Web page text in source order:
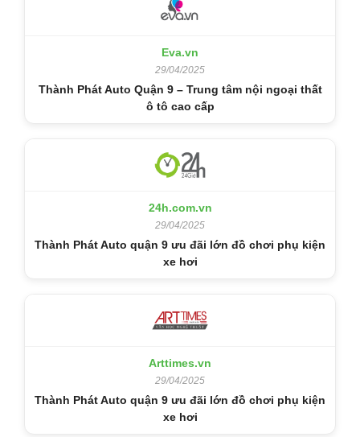
Eva.vn
29/04/2025
Thành Phát Auto Quận 9 – Trung tâm nội ngoại thất
ô tô cao cấp
24h.com.vn
29/04/2025
Thành Phát Auto quận 9 ưu đãi lớn đồ chơi phụ kiện
xe hơi
Arttimes.vn
29/04/2025
Thành Phát Auto quận 9 ưu đãi lớn đồ chơi phụ kiện
xe hơi